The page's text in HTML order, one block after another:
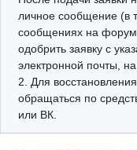
Фотохостинг
Телеграм
личное сообщение (в
сообщениях на
одобрить заявку с
электронной почты,
2. Для
обращаться по
или ВК.